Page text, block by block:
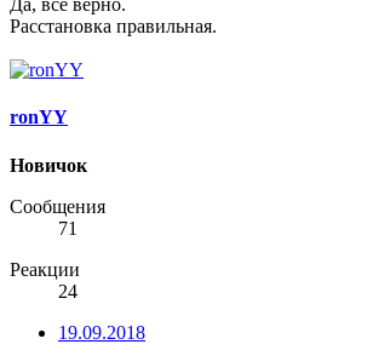
Да, все верно.
Расстановка правильная.
ronYY
Новичок
Сообщения
71
Реакции
24
19.09.2018